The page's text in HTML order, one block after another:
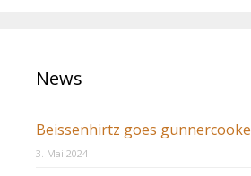
News
Beissenhirtz goes gunnercooke
3. Mai 2024